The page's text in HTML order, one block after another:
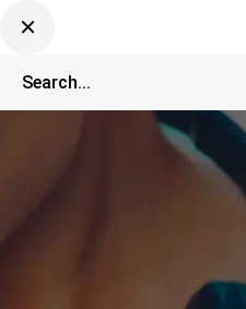
CLUBBING TV